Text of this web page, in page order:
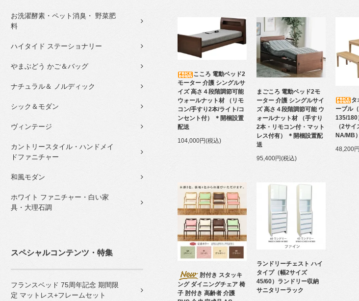
お洗濯酵素・ペット消臭・ 野菜肥
料
ハイタイド ステーショナリー
やまぶどう かご＆バッグ
ナチュラル＆ ノルディック
シック＆モダン
ヴィンテージ
カントリースタイル・ハンドメイ
ドファニチャー
和風モダン
ホワイト ファニチャー・白い家
具・大理石調
スペシャルコンテンツ・特集
フランスベッド 75周年記念 期間限
定 マットレス+フレームセット
こころ 電動ベッド2
モーター 介護 シングルサ
イズ 高さ４段階調節可能
ウォールナット材 （リモ
コン/手すり2本/ライト/コ
ンセント付） ＊開梱設置
配送
104,000円(税込)
まごころ 電動ベッド2モ
ーター 介護 シングルサイ
ズ 高さ４段階調節可能 ウ
ォールナット材 （手すり
2本・リモコン付・マット
レス付有） ＊開梱設置配
送
95,400円(税込)
タ
ーブル
135/180
（2サ
NA/MB
48,200
肘付き スタッキ
ング ダイニングチェア 椅
子 肘付き 高齢者 介護
ランドリーチェスト ハイ
タイプ（幅2サイズ
45/60）ランドリー収納
サニタリーラック